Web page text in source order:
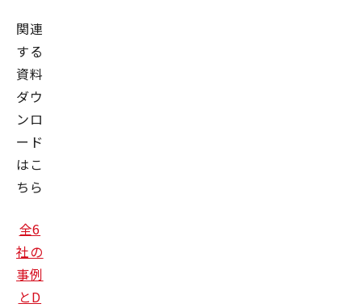
関連
する
資料
ダウ
ンロ
ード
はこ
ちら
全6
社の
事例
とD